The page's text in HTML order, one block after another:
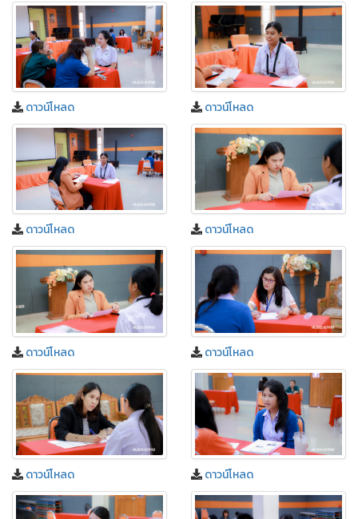
ดาวน์โหลด ดาวน์โหลด
ดาวน์โหลด ดาวน์โหลด
ดาวน์โหลด ดาวน์โหลด
ดาวน์โหลด ดาวน์โหลด